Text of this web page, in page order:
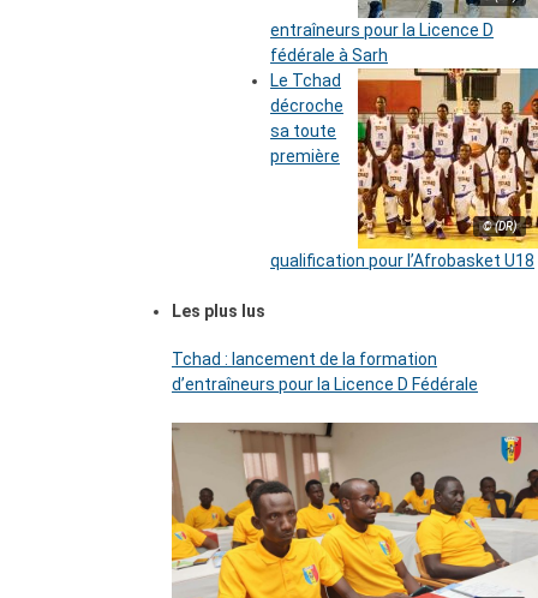
entraîneurs pour la Licence D
fédérale à Sarh
© (DR)
Le Tchad
décroche
sa toute
première
qualification pour l’Afrobasket U18
Les plus lus
Tchad : lancement de la formation
d’entraîneurs pour la Licence D Fédérale